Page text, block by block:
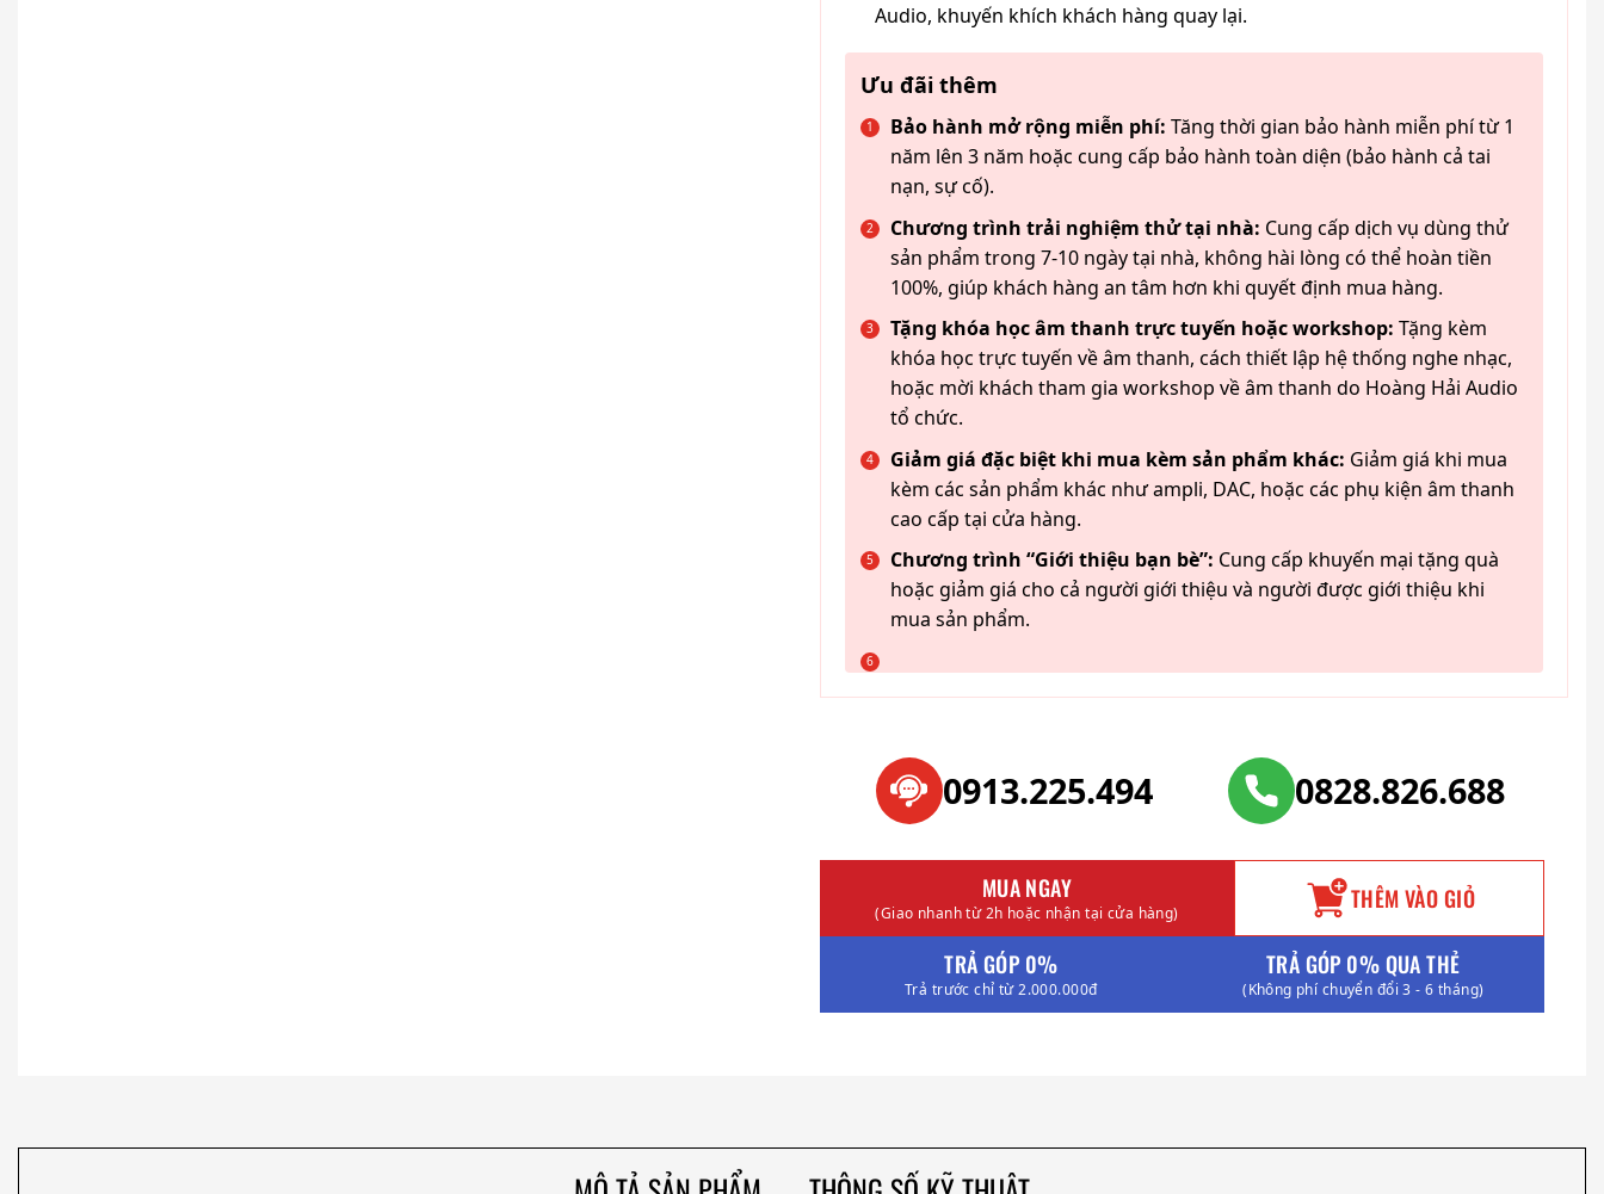
Audio, khuyến khích khách hàng quay lại.
Ưu đãi thêm
Bảo hành mở rộng miễn phí: Tăng thời gian bảo hành miễn phí từ 1
năm lên 3 năm hoặc cung cấp bảo hành toàn diện (bảo hành cả tai
nạn, sự cố).
Chương trình trải nghiệm thử tại nhà: Cung cấp dịch vụ dùng thử
sản phẩm trong 7-10 ngày tại nhà, không hài lòng có thể hoàn tiền
100%, giúp khách hàng an tâm hơn khi quyết định mua hàng.
Tặng khóa học âm thanh trực tuyến hoặc workshop: Tặng kèm
khóa học trực tuyến về âm thanh, cách thiết lập hệ thống nghe nhạc,
hoặc mời khách tham gia workshop về âm thanh do Hoàng Hải Audio
tổ chức.
Giảm giá đặc biệt khi mua kèm sản phẩm khác: Giảm giá khi mua
kèm các sản phẩm khác như ampli, DAC, hoặc các phụ kiện âm thanh
cao cấp tại cửa hàng.
Chương trình “Giới thiệu bạn bè”: Cung cấp khuyến mại tặng quà
hoặc giảm giá cho cả người giới thiệu và người được giới thiệu khi
mua sản phẩm.
0913.225.494 0828.826.688
MUA NGAY
(Giao nhanh từ 2h hoặc nhận tại cửa hàng) THÊM VÀO GIỎ
TRẢ GÓP 0%
Trả trước chỉ từ 2.000.000đ
TRẢ GÓP 0% QUA THẺ
(Không phí chuyển đổi 3 - 6 tháng)